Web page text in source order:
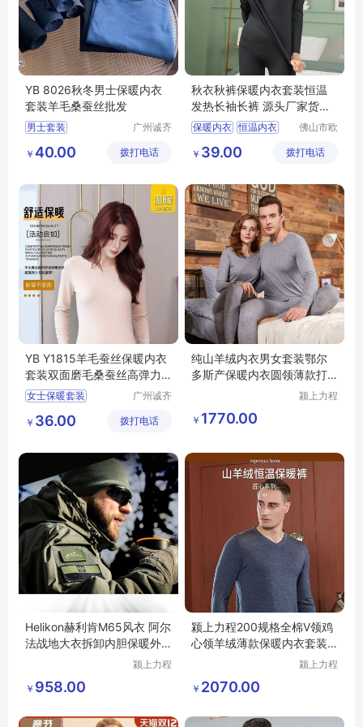
YB 8026秋冬男士保暖内衣
套装羊毛桑蚕丝批发
男士套装
广州诚齐
公司
￥ 40.00 拨打电话
秋衣秋裤保暖内衣套装恒温
发热长袖长裤 源头厂家货源
可批发
保暖内衣 恒温内衣
恒温秋衣秋裤
佛山市欧
技有限公
￥ 39.00 拨打电话
YB Y1815羊毛蚕丝保暖内衣
套装双面磨毛桑蚕丝高弹力
批发
女士保暖套装
广州诚齐
公司
￥ 36.00 拨打电话
纯山羊绒内衣男女套装鄂尔
多斯产保暖内衣圆领薄款打
颍上力程
￥ 1770.00
Helikon赫利肯M65风衣 阿尔
法战地大衣拆卸内胆保暖外
颍上力程
￥ 958.00
颍上力程200规格全棉V领鸡
心领羊绒薄款保暖内衣套装
颍上力程
￥ 2070.00